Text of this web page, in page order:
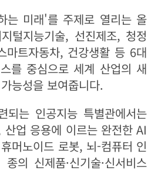
는 미래'를 주제로 열리는 올
털지능기술, 선진제조, 청정
마트자동차, 건강생활 등 6대
를 중심으로 세계 산업의 새
능성을 보여줍니다.
되는 인공지능 특별관에서는
업 응용에 이르는 완전한 AI
머노이드 로봇, 뇌-컴퓨터 인
의 신제품·신기술·신서비스